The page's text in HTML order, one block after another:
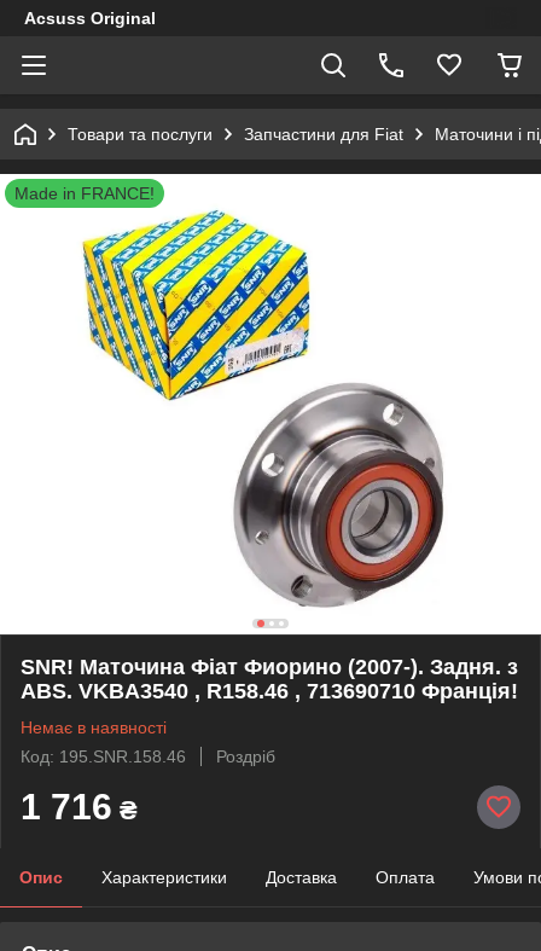
Acsuss Original
Товари та послуги Запчастини для Fiat Маточини і
Made in FRANCE!
SNR! Маточина Фіат Фиорино (2007-). Задня. з
ABS. VKBA3540 , R158.46 , 713690710 Франція!
Немає в наявності
Код: 195.SNR.158.46
Роздріб
1 716 ₴
Опис Характеристики Доставка Оплата Умови